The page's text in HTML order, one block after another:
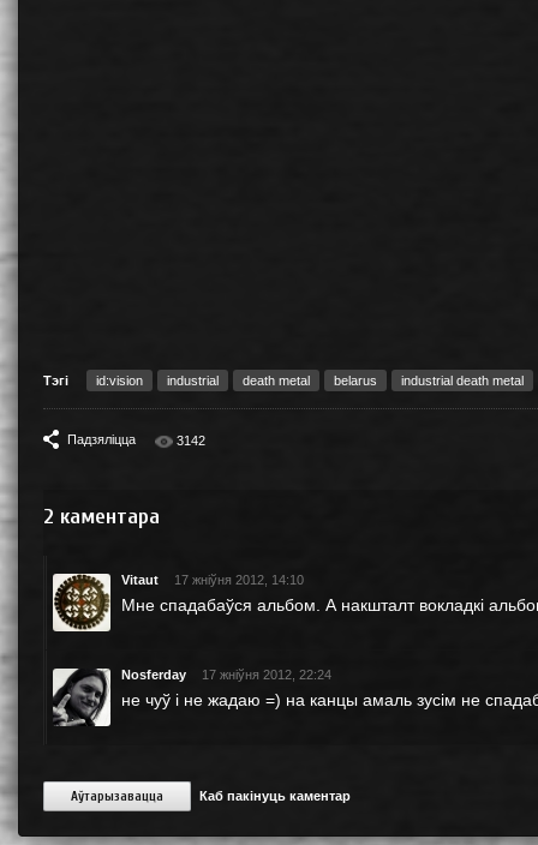
Тэгі id:vision industrial death metal belarus industrial death metal
Падзяліцца 3142
2 каментара
Vitaut 17 жніўня 2012, 14:10
Мне спадабаўся альбом. А накшталт вокладкі
Nosferday 17 жніўня 2012, 22:24
не чуў і не жадаю =) на канцы амаль зусім не
Аўтарызавацца Каб пакінуць каментар